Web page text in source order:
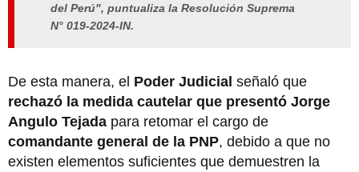
del Perú", puntualiza la Resolución Suprema
N° 019-2024-IN.
De esta manera, el Poder Judicial señaló que
rechazó la medida cautelar que presentó Jorge
Angulo Tejada para retomar el cargo de
comandante general de la PNP, debido a que no
existen elementos suficientes que demuestren la